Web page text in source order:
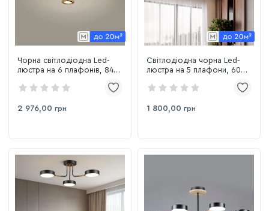
Чорна світлодіодна Led-
люстра на 6 плафонів, 84W
84W BK+WOOD
2 976,00 грн
Світлодіодна чорна Led-
люстра на 5 плафони, 60W
BK+COP
1 800,00 грн